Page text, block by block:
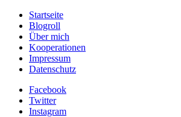
Startseite
Blogroll
Über mich
Kooperationen
Impressum
Datenschutz
Facebook
Twitter
Instagram